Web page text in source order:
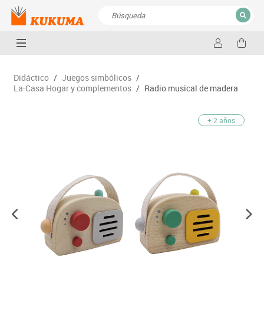
CERRAR
Didáctico / Juegos simbólicos /
La·Casa Hogar y complementos / Radio musical de madera
+ 2 años